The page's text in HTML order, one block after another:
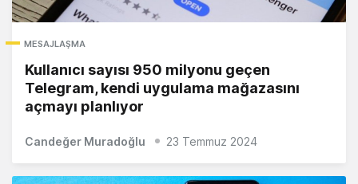
MESAJLAŞMA
Kullanıcı sayısı 950 milyonu geçen
Telegram, kendi uygulama mağazasını
açmayı planlıyor
Candeğer Muradoğlu 23 Temmuz 2024